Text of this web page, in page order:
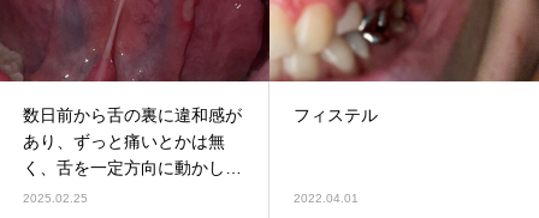
数日前から舌の裏に違和感が
あり、ずっと痛いとかは無
く、舌を一定方向に動かした
時に痛みが出ます。
2025.02.25
フィステル
2022.04.01